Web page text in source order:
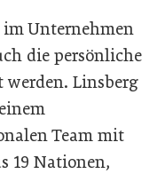
Unternehmen
die persönliche
Linsberg
Team mit
19 Nationen,